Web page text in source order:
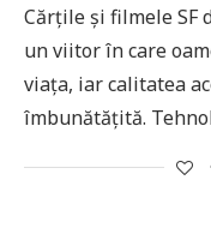
Cărțile și filmele SF
un viitor în care
viața, iar calitatea
îmbunătățită.